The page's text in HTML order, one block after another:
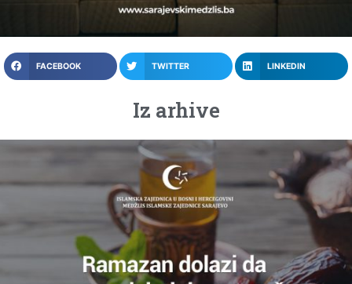
FACEBOOK TWITTER LINKEDIN
Iz arhive